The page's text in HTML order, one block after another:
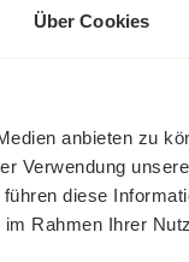
Über Cookies
anbieten zu
Verwendung
diese
Rahmen Ihrer
Diese